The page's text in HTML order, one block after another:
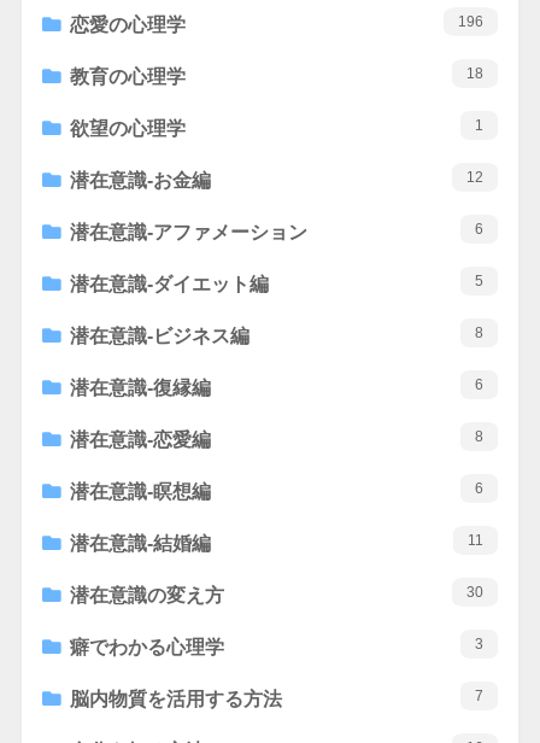
恋愛の心理学 196
教育の心理学 18
欲望の心理学 1
潜在意識-お金編 12
潜在意識-アファメーション 6
潜在意識-ダイエット編 5
潜在意識-ビジネス編 8
潜在意識-復縁編 6
潜在意識-恋愛編 8
潜在意識-瞑想編 6
潜在意識-結婚編 11
潜在意識の変え方 30
癖でわかる心理学 3
脳内物質を活用する方法 7